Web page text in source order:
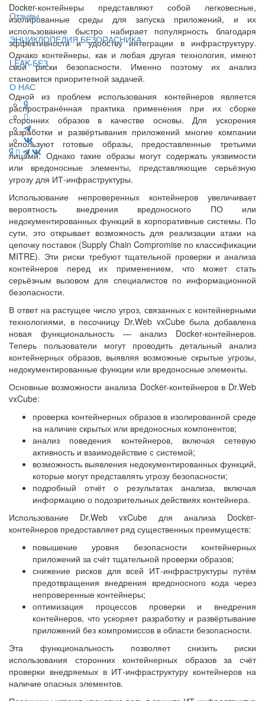
Отзывы
ЭНЦИКЛОПЕДИЯ БЕЗОПАСНИКА
LEAK-БЕЗ
О НАС
Docker-контейнеры представляют собой легковесные,
изолированные среды для запуска приложений, и их
использование быстро набирает популярность благодаря
эффективности и удобству интеграции в инфраструктуру.
Однако контейнеры, как и любая другая технология, имеют
свои риски безопасности. Именно поэтому их анализ
становится приоритетной задачей.
Одной из проблем использования контейнеров является
распространённая практика применения при их сборке
сторонних образов в качестве основы. Для ускорения
разработки и развёртывания приложений многие компании
используют готовые образы, предоставленные третьими
лицами. Однако такие образы могут содержать уязвимости
или вредоносные элементы, представляющие серьёзную
угрозу для ИТ-инфраструктуры.
Использование непроверенных контейнеров увеличивает
вероятность внедрения вредоносного ПО или
недокументированных функций в корпоративные системы. По
сути, это открывает возможность для реализации атаки на
цепочку поставок (Supply Chain Compromise по классификации
MITRE). Эти риски требуют тщательной проверки и анализа
контейнеров перед их применением, что может стать
серьёзным вызовом для специалистов по информационной
безопасности.
В ответ на растущее число угроз, связанных с контейнерными
технологиями, в песочницу Dr.Web vxCube была добавлена
новая функциональность — анализ Docker-контейнеров.
Теперь пользователи могут проводить детальный анализ
контейнерных образов, выявляя возможные скрытые угрозы,
недокументированные функции или вредоносные элементы.
Основные возможности анализа Docker-контейнеров в Dr.Web
vxCube:
проверка контейнерных образов в изолированной среде
на наличие скрытых или вредоносных компонентов;
анализ поведения контейнеров, включая сетевую
активность и взаимодействие с системой;
возможность выявления недокументированных функций,
которые могут представлять угрозу безопасности;
подробный отчёт о результатах анализа, включая
информацию о подозрительных действиях контейнера.
Использование Dr.Web vxCube для анализа Docker-
контейнеров предоставляет ряд существенных преимуществ:
повышение уровня безопасности контейнерных
приложений за счёт тщательной проверки образов;
снижение рисков для всей ИТ-инфраструктуры путём
предотвращения внедрения вредоносного кода через
непроверенные контейнеры;
оптимизация процессов проверки и внедрения
контейнеров, что ускоряет разработку и развёртывание
приложений без компромиссов в области безопасности.
Эта функциональность позволяет снизить риски
использования сторонних контейнерных образов за счёт
проверки внедряемых в ИТ-инфраструктуру контейнеров на
наличие опасных элементов.